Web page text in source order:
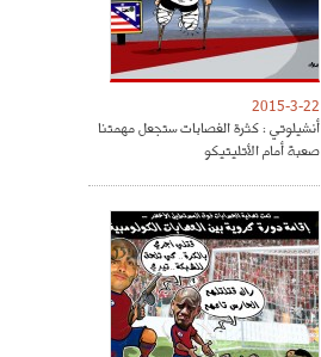
2015-3-22
أنشيلوتي : كثرة الغصابات ستجعل مهمتنا
صعبة أمام الأتليتيكو